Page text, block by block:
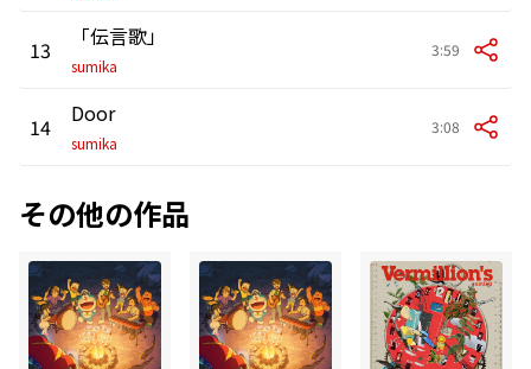
13 「伝言歌」
sumika
3:59
14 Door
sumika
3:08
その他の作品